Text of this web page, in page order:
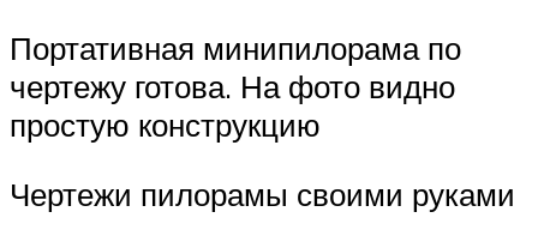
Портативная минипилорама по
чертежу готова. На фото видно
простую конструкцию
Чертежи пилорамы своими руками